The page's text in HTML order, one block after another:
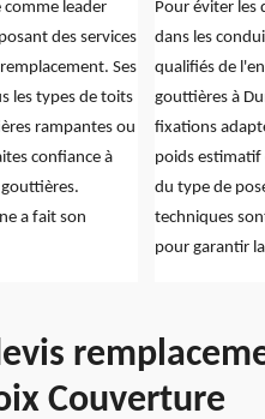
comme leader
des services
Ses
les types de toits
rampantes ou
confiance à
a fait son
Pour éviter les
dans les
qualifiés de
gouttières à
fixations
poids estimatif
du type de
techniques
pour garantir
Couverture